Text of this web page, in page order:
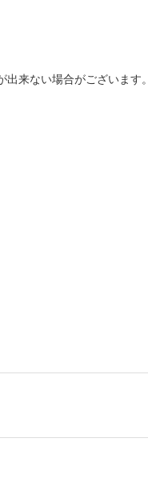
来ない場合がございます。